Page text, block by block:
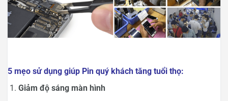
5 mẹo sử dụng giúp Pin quý khách tăng tuổi thọ:
Giảm độ sáng màn hình